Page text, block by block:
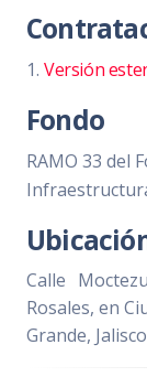
1. Versión
Fondo
RAMO 33 del
Calle
Rosales, en
Grande,